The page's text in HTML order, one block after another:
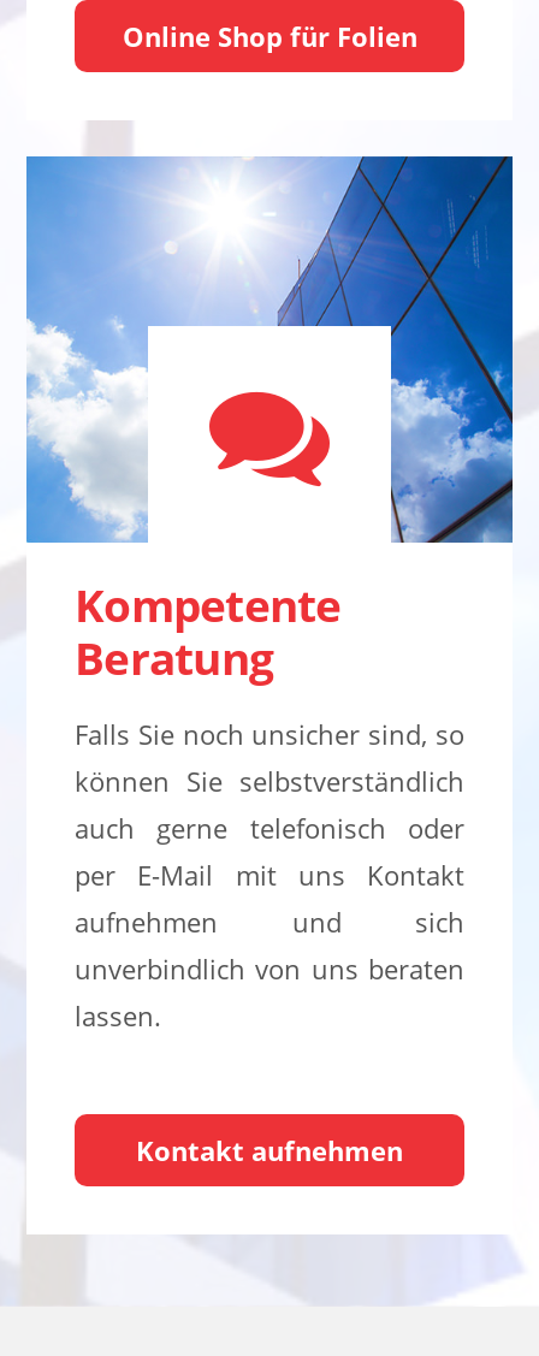
Online Shop für Folien
Kompetente
Beratung
Falls Sie noch unsicher sind, so
können Sie selbstverständlich
auch gerne telefonisch oder
per E-Mail mit uns Kontakt
aufnehmen und sich
unverbindlich von uns beraten
lassen.
Kontakt aufnehmen